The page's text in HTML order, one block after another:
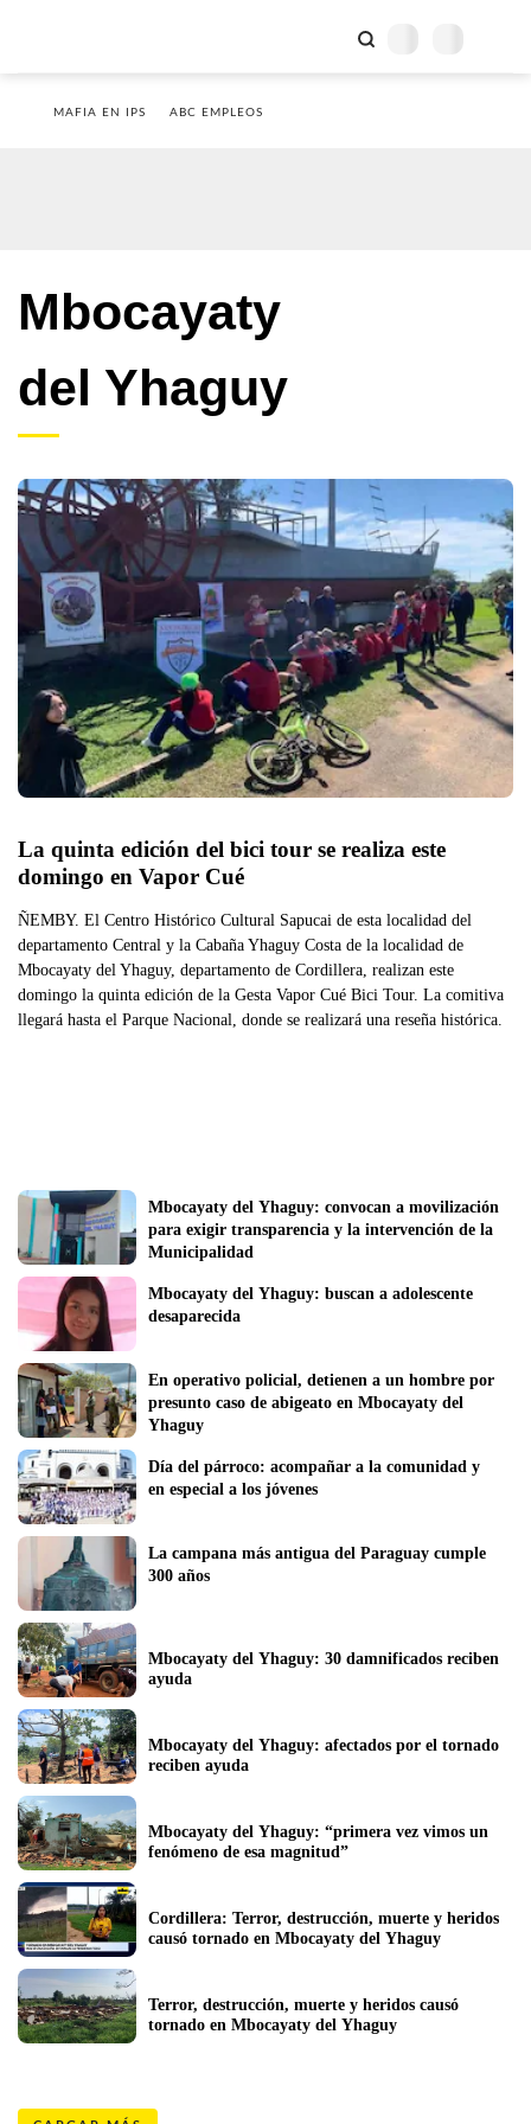
MAFIA EN IPS ABC EMPLEOS
Mbocayaty
del Yhaguy
La quinta edición del bici tour se realiza este
domingo en Vapor Cué
ÑEMBY. El Centro Histórico Cultural Sapucai de esta localidad del
departamento Central y la Cabaña Yhaguy Costa de la localidad de
Mbocayaty del Yhaguy, departamento de Cordillera, realizan este
domingo la quinta edición de la Gesta Vapor Cué Bici Tour. La comitiva
llegará hasta el Parque Nacional, donde se realizará una reseña histórica.
Mbocayaty del Yhaguy: convocan a movilización
para exigir transparencia y la intervención de la
Municipalidad
Mbocayaty del Yhaguy: buscan a adolescente
En operativo policial, detienen a un hombre por
presunto caso de abigeato en Mbocayaty del
Yhaguy
Día del párroco: acompañar a la comunidad y
en especial a los jóvenes
La campana más antigua del Paraguay cumple
300 años
Mbocayaty del Yhaguy: 30 damnificados reciben
ayuda
Mbocayaty del Yhaguy: afectados por el tornado
reciben ayuda
Mbocayaty del Yhaguy: “primera vez vimos un
fenómeno de esa magnitud”
Cordillera: Terror, destrucción, muerte y heridos
causó tornado en Mbocayaty del Yhaguy
Terror, destrucción, muerte y heridos causó
tornado en Mbocayaty del Yhaguy